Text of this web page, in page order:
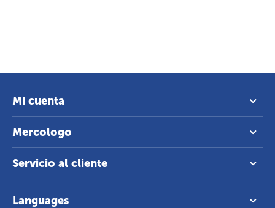
Mi cuenta
Mercologo
Servicio al cliente
Languages